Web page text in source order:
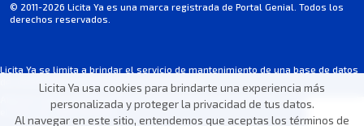
Licita Ya usa cookies para brindarte una experiencia más
personalizada y proteger la privacidad de tus datos.
Al navegar en este sitio, entendemos que aceptas los términos de
Licita Ya se limita a brindar el servicio de mantenimiento de una base de datos
de licitaciones y no participa en los procesos.
Algunos datos pueden contener imprecisiones involuntarias. Consulta siempre
el aviso de cada licitación.
© 2011-2026 Licita Ya es una marca registrada de Portal Genial. Todos los
derechos reservados.